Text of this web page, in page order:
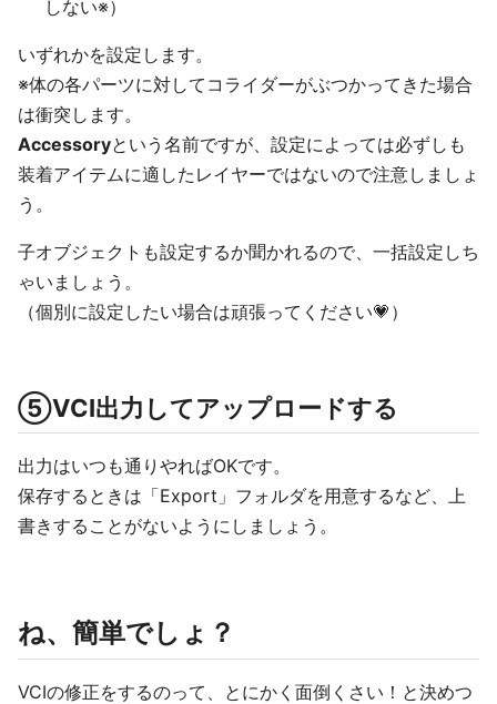
しない※）
いずれかを設定します。
※体の各パーツに対してコライダーがぶつかってきた場合
は衝突します。
Accessoryという名前ですが、設定によっては必ずしも
装着アイテムに適したレイヤーではないので注意しましょ
う。
子オブジェクトも設定するか聞かれるので、一括設定しち
ゃいましょう。
（個別に設定したい場合は頑張ってください💗）
⑤VCI出力してアップロードする
出力はいつも通りやればOKです。
保存するときは「Export」フォルダを用意するなど、上
書きすることがないようにしましょう。
ね、簡単でしょ？
VCIの修正をするのって、とにかく面倒くさい！と決めつ